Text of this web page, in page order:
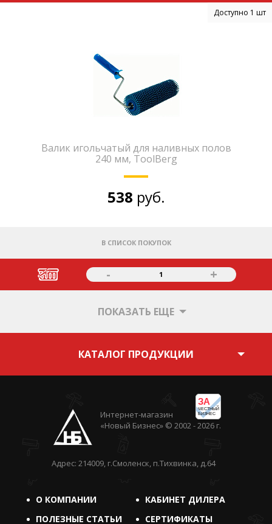
Доступно 1 шт
Валик игольчатый для наливных полов
240 мм, ToolBerg
538 руб.
В СПИСОК ПОКУПОК
- 1 +
ПОКАЗАТЬ ЕЩЕ
КАТАЛОГ ПРОДУКЦИИ
ЗА
ЧЕСТНЫЙ
БИЗНЕС
Интернет-магазин
«Новый Бизнес» © 2002 - 2026 г.
Адрес: 214009, г.Смоленск, п.Тихвинка, д.64
О КОМПАНИИ
КАБИНЕТ ДИЛЕРА
ПОЛЕЗНЫЕ СТАТЬИ
СЕРТИФИКАТЫ